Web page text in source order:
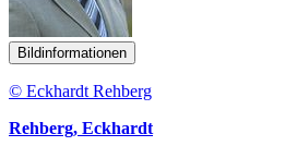
Bildinformationen
© Eckhardt Rehberg
Rehberg, Eckhardt